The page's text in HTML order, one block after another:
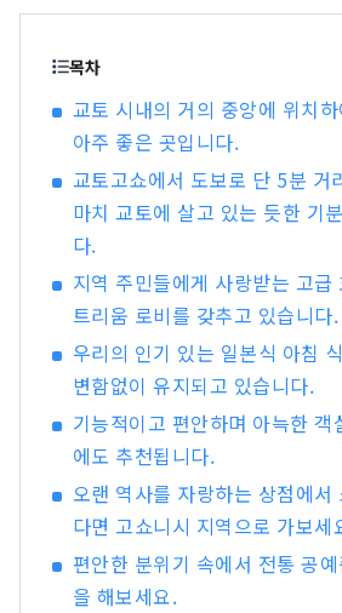
게 편안한 소파도 완비되어
판구이・교회석・중국요리
레스토랑도 충실하고 있어,
앞에서 구워내는 카운터 스
기. 음식과 교토 같은 체험
목차
교토 시내의 거의 중앙에 위치
아주 좋은 곳입니다.
교토고쇼에서 도보로 단 5분 거
마치 교토에 살고 있는 듯한 기
다.
지역 주민들에게 사랑받는 고급
트리움 로비를 갖추고 있습니다.
우리의 인기 있는 일본식 아침
변함없이 유지되고 있습니다.
기능적이고 편안하며 아늑한 객
에도 추천됩니다.
오랜 역사를 자랑하는 상점에서
다면 고쇼니시 지역으로 가보세
편안한 분위기 속에서 전통 공
을 해보세요.